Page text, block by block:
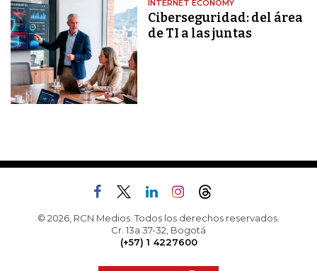
INTERNET ECONOMY
Ciberseguridad: del área
de TI a las juntas
© 2026, RCN Medios. Todos los derechos reservados.
Cr. 13a 37-32, Bogotá
(+57) 1 4227600